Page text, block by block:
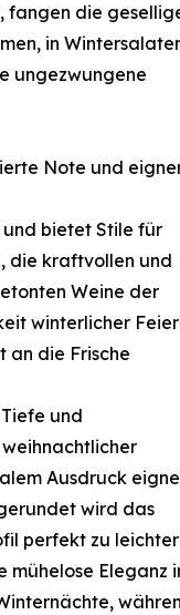
fangen die
in
ungezwungene
Note und
bietet Stile für
die kraftvollen und
Weine der
winterlicher
an die Frische
und
Ausdruck
wird das
perfekt zu
Eleganz